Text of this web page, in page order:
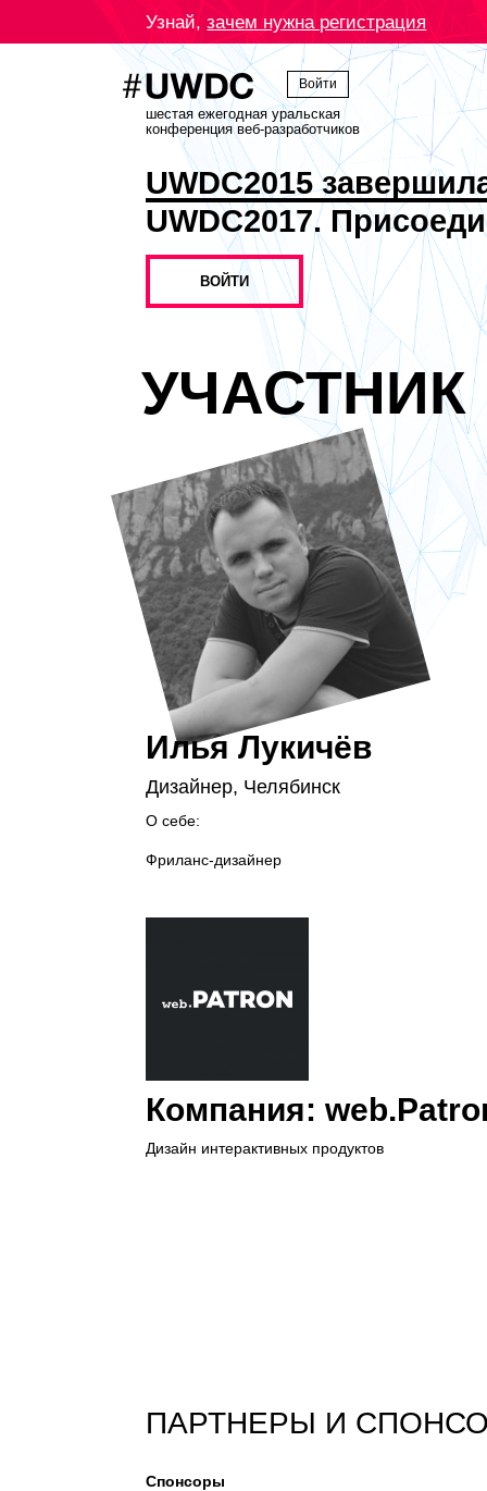
Узнай,зачем нужна регистрация
Войти
шестая ежегодная уральская
конференция веб-разработчиков
UWDC2015
UWDC2017.
ВОЙТИ
УЧАСТНИК
Илья Лукичёв
Дизайнер, Челябинск
О себе:
Фриланс-дизайнер
Компания:
Дизайн интерактивных продуктов
ПАРТНЕРЫ И
Спонсоры